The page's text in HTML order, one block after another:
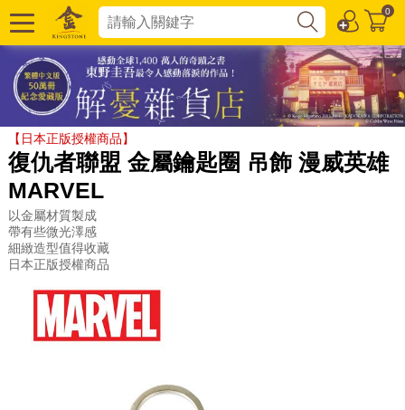
0
【日本正版授權商品】
復仇者聯盟 金屬鑰匙圈 吊飾 漫威英雄
MARVEL
以金屬材質製成
帶有些微光澤感
細緻造型值得收藏
日本正版授權商品